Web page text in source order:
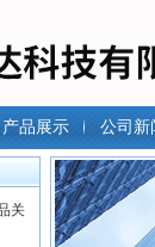
产品展示 公司新
关